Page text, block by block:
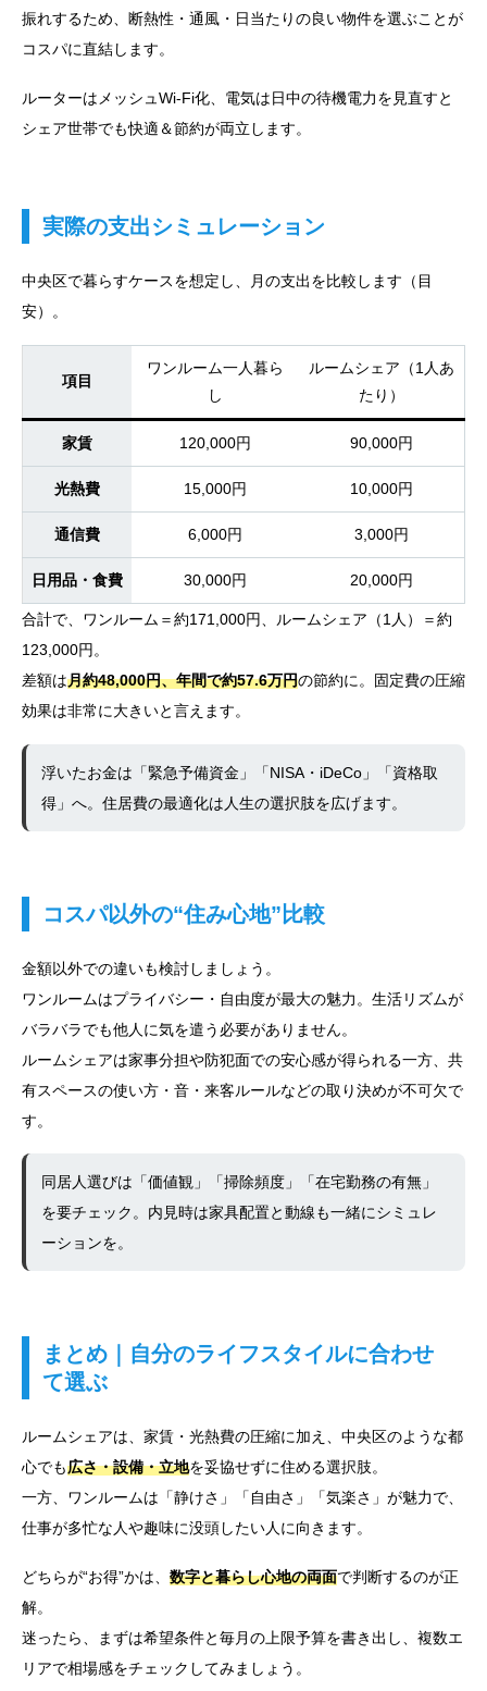
振れするため、断熱性・通風・日当たりの良い物件を選ぶことが
コスパに直結します。
ルーターはメッシュWi-Fi化、電気は日中の待機電力を見直すと
シェア世帯でも快適＆節約が両立します。
実際の支出シミュレーション
中央区で暮らすケースを想定し、月の支出を比較します（目
安）。
項目
ワンルーム一人暮ら
し
ルームシェア（1人あ
たり）
家賃 120,000円 90,000円
光熱費 15,000円 10,000円
通信費 6,000円 3,000円
日用品・食費 30,000円 20,000円
合計で、ワンルーム＝約171,000円、ルームシェア（1人）＝約
123,000円。
差額は月約48,000円、年間で約57.6万円の節約に。固定費の圧縮
効果は非常に大きいと言えます。
浮いたお金は「緊急予備資金」「NISA・iDeCo」「資格取
得」へ。住居費の最適化は人生の選択肢を広げます。
コスパ以外の“住み心地”比較
金額以外での違いも検討しましょう。
ワンルームはプライバシー・自由度が最大の魅力。生活リズムが
バラバラでも他人に気を遣う必要がありません。
ルームシェアは家事分担や防犯面での安心感が得られる一方、共
有スペースの使い方・音・来客ルールなどの取り決めが不可欠で
す。
同居人選びは「価値観」「掃除頻度」「在宅勤務の有無」
を要チェック。内見時は家具配置と動線も一緒にシミュレ
ーションを。
まとめ｜自分のライフスタイルに合わせ
て選ぶ
ルームシェアは、家賃・光熱費の圧縮に加え、中央区のような都
心でも広さ・設備・立地を妥協せずに住める選択肢。
一方、ワンルームは「静けさ」「自由さ」「気楽さ」が魅力で、
仕事が多忙な人や趣味に没頭したい人に向きます。
どちらが“お得”かは、 数字と暮らし心地の両面で判断するのが正
解。
迷ったら、まずは希望条件と毎月の上限予算を書き出し、複数エ
リアで相場感をチェックしてみましょう。